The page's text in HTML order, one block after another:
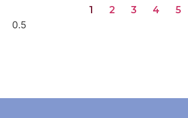
1 2 3 4 5